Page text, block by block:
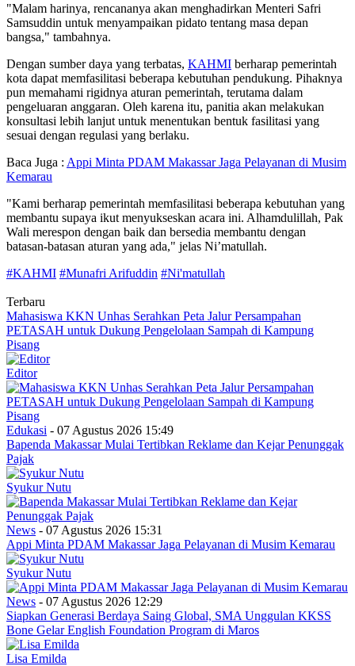
"Malam harinya, rencananya akan menghadirkan Menteri Safri
Samsuddin untuk menyampaikan pidato tentang masa depan
bangsa," tambahnya.
Dengan sumber daya yang terbatas, KAHMI berharap pemerintah
kota dapat memfasilitasi beberapa kebutuhan pendukung. Pihaknya
pun memahami rigidnya aturan pemerintah, terutama dalam
pengeluaran anggaran. Oleh karena itu, panitia akan melakukan
konsultasi lebih lanjut untuk menentukan bentuk fasilitasi yang
sesuai dengan regulasi yang berlaku.
Baca Juga : Appi Minta PDAM Makassar Jaga Pelayanan di Musim
Kemarau
"Kami berharap pemerintah memfasilitasi beberapa kebutuhan yang
membantu supaya ikut menyukseskan acara ini. Alhamdulillah, Pak
Wali merespon dengan baik dan bersedia membantu dengan
batasan-batasan aturan yang ada," jelas Ni’matullah.
#KAHMI #Munafri Arifuddin #Ni'matullah
Terbaru
Mahasiswa KKN Unhas Serahkan Peta Jalur Persampahan
PETASAH untuk Dukung Pengelolaan Sampah di Kampung
Pisang
Editor
Edukasi - 07 Agustus 2026 15:49
Bapenda Makassar Mulai Tertibkan Reklame dan Kejar Penunggak
Pajak
Syukur Nutu
News - 07 Agustus 2026 15:31
Appi Minta PDAM Makassar Jaga Pelayanan di Musim Kemarau
Syukur Nutu
News - 07 Agustus 2026 12:29
Siapkan Generasi Berdaya Saing Global, SMA Unggulan KKSS
Bone Gelar English Foundation Program di Maros
Lisa Emilda